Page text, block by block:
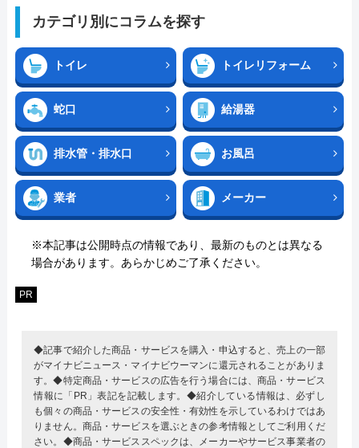
カテゴリ別にコラムを探す
トイレ トイレリフォーム
蛇口 給湯器
排水管・排水口 お風呂
業者 メーカー
※本記事は公開時点の情報であり、最新のものとは異なる
場合があります。あらかじめご了承ください。
PR
◆記事で紹介した商品・サービスを購入・申込すると、売上の一部
がマイナビニュース・マイナビウーマンに還元されることがありま
す。◆特定商品・サービスの広告を行う場合には、商品・サービス
情報に「PR」表記を記載します。◆紹介している情報は、必ずし
も個々の商品・サービスの安全性・有効性を示しているわけではあ
りません。商品・サービスを選ぶときの参考情報としてご利用くだ
さい。◆商品・サービススペックは、メーカーやサービス事業者の